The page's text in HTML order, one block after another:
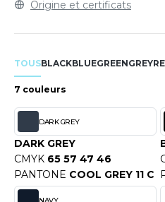
SHOPPING
VETEMENTS
- BLANKS
Origine et certificats
TOUSBLACKBLUEGREENGREY
7 couleurs
DARK GREY
DARK GREY
CMYK 65 57 47 46
PANTONE COOL GREY 11 C
NAVY